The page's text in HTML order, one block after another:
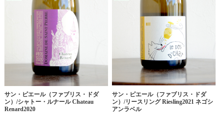
サン・ピエール（ファブリス・ドダ
ン）/シャトー・ルナール Chateau
Renard2020
サン・ピエール（ファブリス・ドダ
ン）/リースリング Riesling2021 ネゴシ
アンラベル